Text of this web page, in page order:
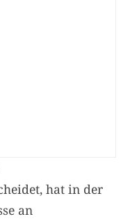
hat in der
an